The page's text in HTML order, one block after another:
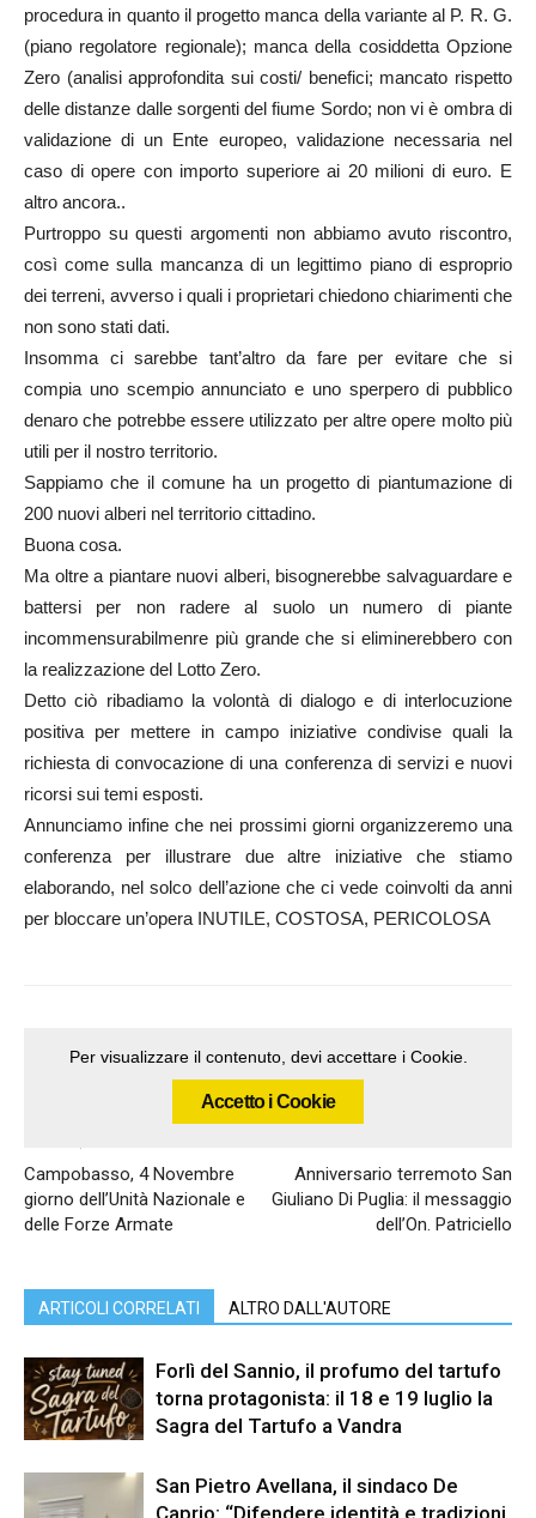
procedura in quanto il progetto manca della variante al P. R. G.
(piano regolatore regionale); manca della cosiddetta Opzione
Zero (analisi approfondita sui costi/ benefici; mancato rispetto
delle distanze dalle sorgenti del fiume Sordo; non vi è ombra di
validazione di un Ente europeo, validazione necessaria nel
caso di opere con importo superiore ai 20 milioni di euro. E
altro ancora..
Purtroppo su questi argomenti non abbiamo avuto riscontro,
così come sulla mancanza di un legittimo piano di esproprio
dei terreni, avverso i quali i proprietari chiedono chiarimenti che
non sono stati dati.
Insomma ci sarebbe tant’altro da fare per evitare che si
compia uno scempio annunciato e uno sperpero di pubblico
denaro che potrebbe essere utilizzato per altre opere molto più
utili per il nostro territorio.
Sappiamo che il comune ha un progetto di piantumazione di
200 nuovi alberi nel territorio cittadino.
Buona cosa.
Ma oltre a piantare nuovi alberi, bisognerebbe salvaguardare e
battersi per non radere al suolo un numero di piante
incommensurabilmenre più grande che si eliminerebbero con
la realizzazione del Lotto Zero.
Detto ciò ribadiamo la volontà di dialogo e di interlocuzione
positiva per mettere in campo iniziative condivise quali la
richiesta di convocazione di una conferenza di servizi e nuovi
ricorsi sui temi esposti.
Annunciamo infine che nei prossimi giorni organizzeremo una
conferenza per illustrare due altre iniziative che stiamo
elaborando, nel solco dell’azione che ci vede coinvolti da anni
per bloccare un’opera INUTILE, COSTOSA, PERICOLOSA
Per visualizzare il contenuto, devi accettare i Cookie.
Accetto i Cookie
Campobasso, 4 Novembre
giorno dell’Unità Nazionale e
delle Forze Armate
Anniversario terremoto San
Giuliano Di Puglia: il messaggio
dell’On. Patriciello
ARTICOLI CORRELATI ALTRO DALL'AUTORE
Forlì del Sannio, il profumo del tartufo
torna protagonista: il 18 e 19 luglio la
Sagra del Tartufo a Vandra
San Pietro Avellana, il sindaco De
Caprio: “Difendere identità e tradizioni